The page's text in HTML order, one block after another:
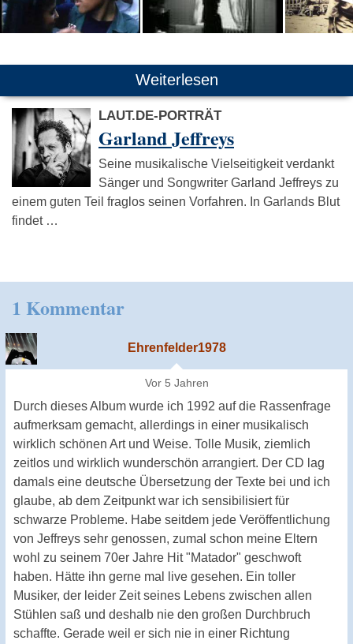
Weiterlesen
LAUT.DE-PORTRÄT
Garland Jeffreys
Seine musikalische Vielseitigkeit verdankt
Sänger und Songwriter Garland Jeffreys zu
einem guten Teil fraglos seinen Vorfahren. In Garlands Blut
findet …
1 Kommentar
Ehrenfelder1978
Vor 5 Jahren
Durch dieses Album wurde ich 1992 auf die Rassenfrage
aufmerksam gemacht, allerdings in einer musikalisch
wirklich schönen Art und Weise. Tolle Musik, ziemlich
zeitlos und wirklich wunderschön arrangiert. Der CD lag
damals eine deutsche Übersetzung der Texte bei und ich
glaube, ab dem Zeitpunkt war ich sensibilisiert für
schwarze Probleme. Habe seitdem jede Veröffentlichung
von Jeffreys sehr genossen, zumal schon meine Eltern
wohl zu seinem 70er Jahre Hit "Matador" geschwoft
haben. Hätte ihn gerne mal live gesehen. Ein toller
Musiker, der leider Zeit seines Lebens zwischen allen
Stühlen saß und deshalb nie den großen Durchbruch
schaffte. Gerade weil er sich nie in einer Richtung